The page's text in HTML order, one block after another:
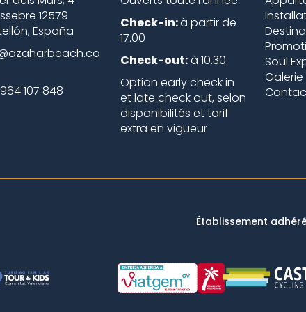
12579
España
107 848
Check-in:à partir de
17.00
Check-out:à 10.30
Option early check in
et late check out, selon
disponibilités et tarif
extra en vigueur
Soul
Galerie
Établissement